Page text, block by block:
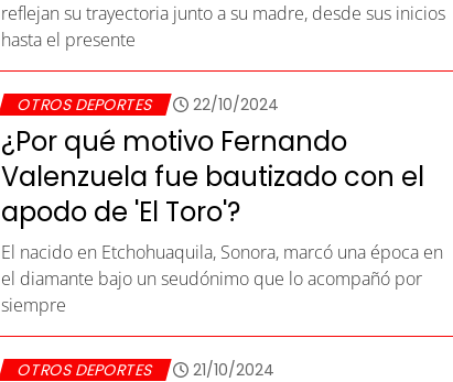
reflejan su trayectoria junto a su madre, desde sus inicios
hasta el presente
OTROS DEPORTES 22/10/2024
¿Por qué motivo Fernando
Valenzuela fue bautizado con el
apodo de 'El Toro'?
El nacido en Etchohuaquila, Sonora, marcó una época en
el diamante bajo un seudónimo que lo acompañó por
siempre
OTROS DEPORTES 21/10/2024